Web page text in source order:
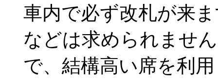
車内で必ず改札が来
などは求められませ
で、結構高い席を利